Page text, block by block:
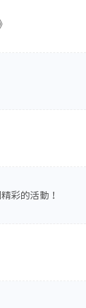
彩的活動！